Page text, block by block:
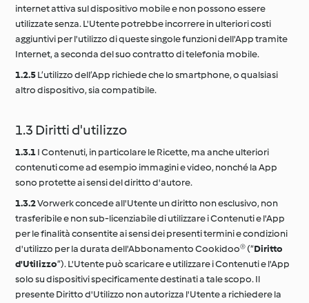
internet attiva sul dispositivo mobile e non possono essere
utilizzate senza. L'Utente potrebbe incorrere in ulteriori costi
aggiuntivi per l'utilizzo di queste singole funzioni dell'App tramite
Internet, a seconda del suo contratto di telefonia mobile.
1.2.5L’utilizzo dell’App richiede che lo smartphone, o qualsiasi
altro dispositivo, sia compatibile.
1.3 Diritti d'utilizzo
1.3.1I Contenuti, in particolare le Ricette, ma anche ulteriori
contenuti come ad esempio immagini e video, nonché la App
sono protette ai sensi del diritto d'autore.
1.3.2Vorwerk concede all'Utente un diritto non esclusivo, non
trasferibile e non sub-licenziabile di utilizzare i Contenuti e l'App
per le finalità consentite ai sensi dei presenti termini e condizioni
d'utilizzo per la durata dell'Abbonamento Cookidoo® (“Diritto
d'Utilizzo”). L'Utente può scaricare e utilizzare i Contenuti e l'App
solo su dispositivi specificamente destinati a tale scopo. Il
presente Diritto d'Utilizzo non autorizza l'Utente a richiedere la